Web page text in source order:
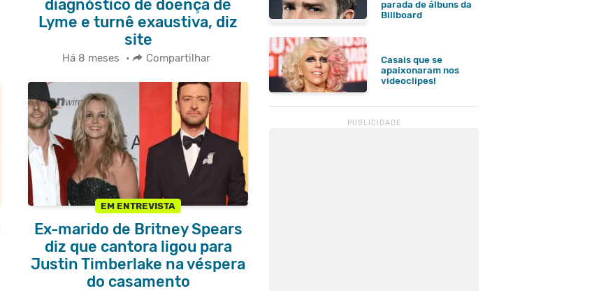
diagnóstico de doença de
Lyme e turnê exaustiva, diz
site
Há 8 meses • Compartilhar
EM ENTREVISTA
Ex-marido de Britney Spears
diz que cantora ligou para
Justin Timberlake na véspera
do casamento
parada de álbuns da
Billboard
Casais que se
apaixonaram nos
videoclipes!